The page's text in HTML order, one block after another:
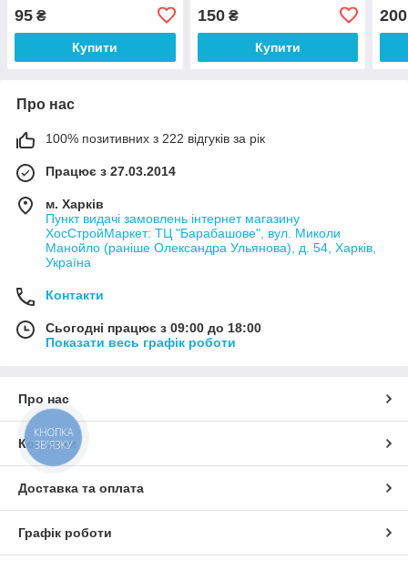
95 ₴
Купити
150₴
Купити
200
Про нас
100% позитивних з 222 відгуків за рік
Працює з 27.03.2014
м. Харків
Пункт видачі замовлень інтернет магазину
ХосСтройМаркет: ТЦ "Барабашове", вул. Миколи
Манойло (раніше Олександра Ульянова), д. 54, Харків,
Україна
Контакти
Сьогодні працює з 09:00 до 18:00
Показати весь графік роботи
Про нас
Контакти
Доставка та оплата
Графік роботи
КНОПКА
ЗВ'ЯЗКУ